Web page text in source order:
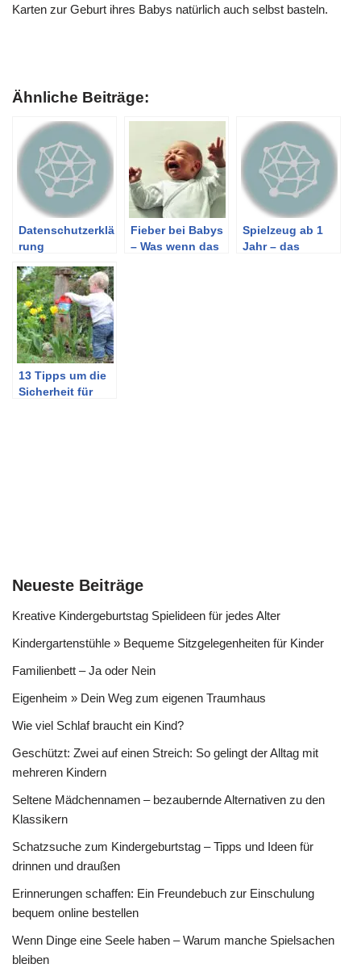
Karten zur Geburt ihres Babys natürlich auch selbst basteln.
Ähnliche Beiträge:
Datenschutzerklä
rung
Fieber bei Babys
– Was wenn das
Spielzeug ab 1
Jahr – das
13 Tipps um die
Sicherheit für
Neueste Beiträge
Kreative Kindergeburtstag Spielideen für jedes Alter
Kindergartenstühle » Bequeme Sitzgelegenheiten für Kinder
Familienbett – Ja oder Nein
Eigenheim » Dein Weg zum eigenen Traumhaus
Wie viel Schlaf braucht ein Kind?
Geschützt: Zwei auf einen Streich: So gelingt der Alltag mit
mehreren Kindern
Seltene Mädchennamen – bezaubernde Alternativen zu den
Klassikern
Schatzsuche zum Kindergeburtstag – Tipps und Ideen für
drinnen und draußen
Erinnerungen schaffen: Ein Freundebuch zur Einschulung
bequem online bestellen
Wenn Dinge eine Seele haben – Warum manche Spielsachen
bleiben